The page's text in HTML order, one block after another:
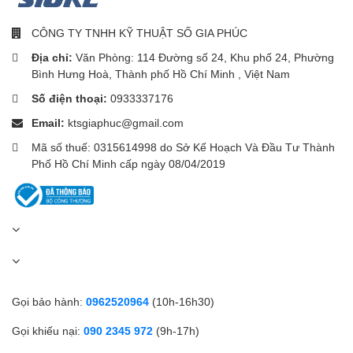
CÔNG TY TNHH KỸ THUẬT SỐ GIA PHÚC
Địa chỉ: Văn Phòng: 114 Đường số 24, Khu phố 24, Phường
Bình Hưng Hoà, Thành phố Hồ Chí Minh , Việt Nam
Số điện thoại: 0933337176
Email: ktsgiaphuc@gmail.com
Mã số thuế: 0315614998 do Sở Kế Hoạch Và Đầu Tư Thành
Phố Hồ Chí Minh cấp ngày 08/04/2019
Gọi bảo hành: 0962520964 (10h-16h30)
Gọi khiếu nại: 090 2345 972 (9h-17h)